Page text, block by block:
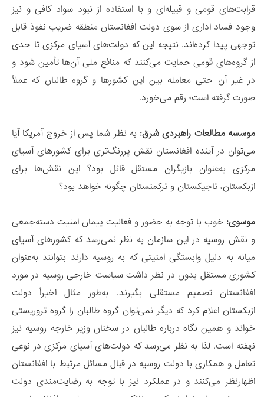
قرابت‌های قومی و قبیله‌ای و با استفاده از نبود سواد کافی و نیز
وجود فساد اداری از سوی دولت افغانستان منطقه ضریب نفوذ قابل
توجهی پیدا کرده‌اند. نتیجه این ‌که دولت‌های آسیای مرکزی تا حدی
از گروه‌های قومی حمایت می‌کنند که منافع ملی آن‌ها تأمین شود و
در غیر آن حتی معامله بین این کشورها و گروه طالبان که عملاً
صورت گرفته است؛ رقم می‌خورد.
موسسه مطالعات راهبردی شرق: به نظر شما پس از خروج آمریکا آیا
می‌توان در آینده افغانستان نقش پررنگ‌تری برای کشورهای آسیای
مرکزی به‌عنوان بازیگران مستقل قائل بود؟ این نقش‌ها برای
ازبکستان، تاجیکستان و ترکمنستان چگونه خواهد بود؟
موسوی: خوب با توجه به حضور و فعالیت پیمان امنیت دسته‌جمعی
و نقش روسیه در این سازمان به نظر نمی‌رسد که کشورهای آسیای
میانه به دلیل وابستگی امنیتی که به روسیه دارند بتوانند به‌عنوان
کشوری مستقل بدون در نظر داشت سیاست خارجی روسیه در مورد
افغانستان تصمیم مستقلی بگیرند. به‌طور مثال اخیراً دولت
ازبکستان اعلام کرد که دیگر نمی‌توان گروه طالبان را گروه تروریستی
خواند و همین نگاه درباره طالبان در سخنان وزیر خارجه روسیه نیز
نهفته است. لذا به نظر می‌رسد که دولت‌های آسیای مرکزی در نوعی
تعامل و همکاری با دولت روسیه در قبال مسائل مرتبط با افغانستان
اظهارنظر می‌کنند و در عملکرد نیز با توجه به رضایت‌مندی دولت